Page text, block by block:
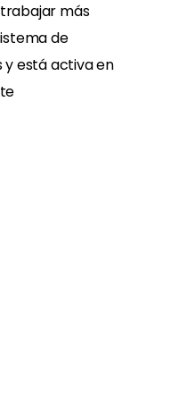
más
de
y está activa en